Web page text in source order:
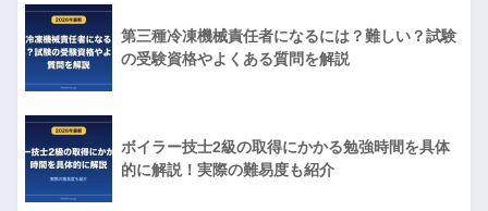
第三種冷凍機械責任者になるには？難しい？試験
の受験資格やよくある質問を解説
ボイラー技士2級の取得にかかる勉強時間を具体
的に解説！実際の難易度も紹介